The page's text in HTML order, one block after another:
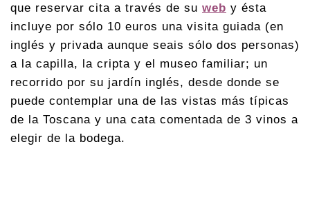
que reservar cita a través de su web y ésta
incluye por sólo 10 euros una visita guiada (en
inglés y privada aunque seais sólo dos personas)
a la capilla, la cripta y el museo familiar; un
recorrido por su jardín inglés, desde donde se
puede contemplar una de las vistas más típicas
de la Toscana y una cata comentada de 3 vinos a
elegir de la bodega.